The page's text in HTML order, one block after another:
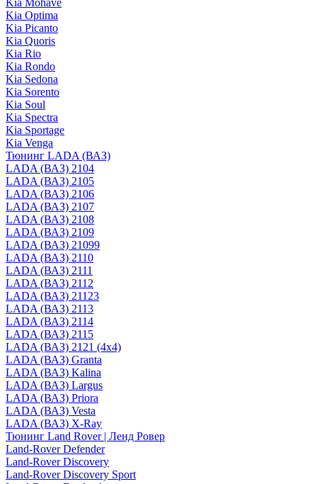
Kia Mohave
Kia Optima
Kia Picanto
Kia Quoris
Kia Rio
Kia Rondo
Kia Sedona
Kia Sorento
Kia Soul
Kia Spectra
Kia Sportage
Kia Venga
Тюнинг LADA (ВАЗ)
LADA (ВАЗ) 2104
LADA (ВАЗ) 2105
LADA (ВАЗ) 2106
LADA (ВАЗ) 2107
LADA (ВАЗ) 2108
LADA (ВАЗ) 2109
LADA (ВАЗ) 21099
LADA (ВАЗ) 2110
LADA (ВАЗ) 2111
LADA (ВАЗ) 2112
LADA (ВАЗ) 21123
LADA (ВАЗ) 2113
LADA (ВАЗ) 2114
LADA (ВАЗ) 2115
LADA (ВАЗ) 2121 (4x4)
LADA (ВАЗ) Granta
LADA (ВАЗ) Kalina
LADA (ВАЗ) Largus
LADA (ВАЗ) Priora
LADA (ВАЗ) Vesta
LADA (ВАЗ) X-Ray
Тюнинг Land Rover | Ленд Ровер
Land-Rover Defender
Land-Rover Discovery
Land-Rover Discovery Sport